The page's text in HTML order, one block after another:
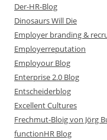
Der-HR-Blog
Dinosaurs Will Die
Employer branding &
Employerreputation
Employour Blog
Enterprise 2.0 Blog
Entscheiderblog
Excellent Cultures
Frechmut-Bloig von Jörg
functionHR Blog